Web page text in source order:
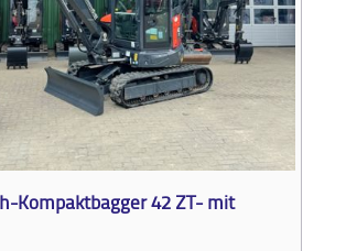
Kompaktbagger 42 ZT- mit